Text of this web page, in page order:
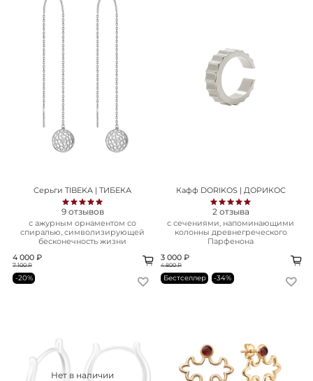
Серьги TIBEKA | ТИБЕКА
9 отзывов
с ажурным орнаментом со
спиралью, символизирующей
бесконечность жизни
4 000 ₽
7 100 ₽
Кафф DORIKOS | ДОРИКОС
2 отзыва
с сечениями, напоминающими
колонны древнегреческого
Парфенона
3 000 ₽
4 800 ₽
Нет в наличии
-20% Бестселлер -34%